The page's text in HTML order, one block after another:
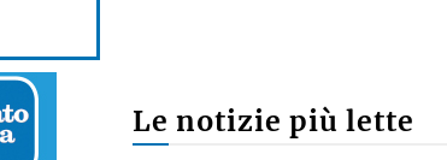
Le notizie più lette